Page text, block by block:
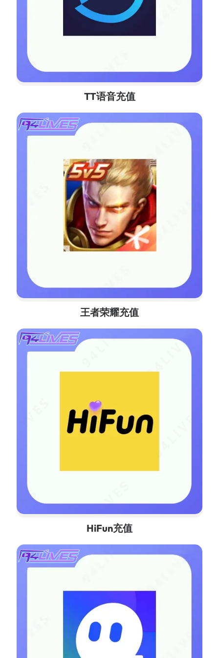
TT语音充值
王者荣耀充值
HiFun充值